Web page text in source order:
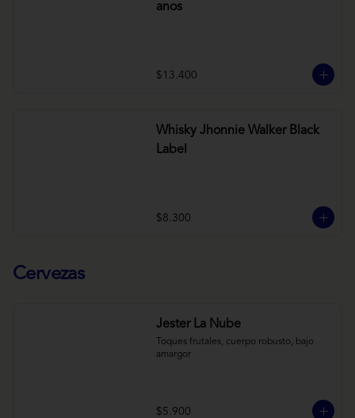
anos
$13.400
Whisky Jhonnie Walker Black
Label
$8.300
Cervezas
Jester La Nube
Toques frutales, cuerpo robusto, bajo
amargor
$5.900